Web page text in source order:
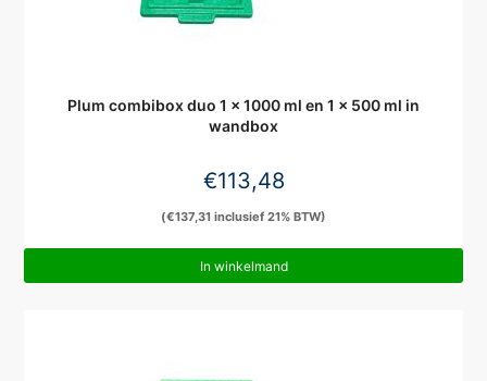
Plum combibox duo 1 x 1000 ml en 1 x 500 ml in
wandbox
€113,48
(€137,31 inclusief 21% BTW)
In winkelmand